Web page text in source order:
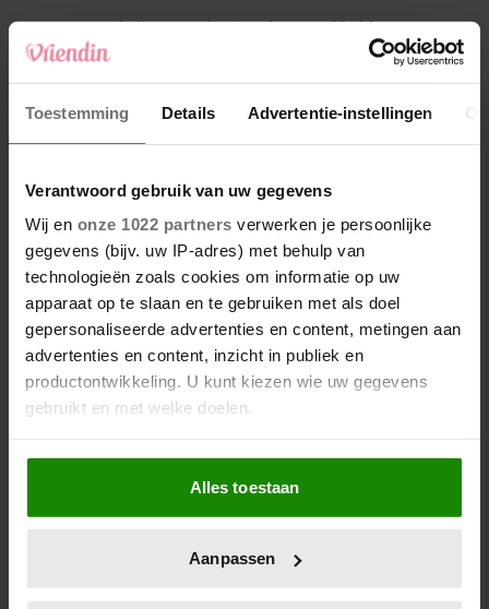
Toestemming Details Advertentie-instellingen
Verantwoord gebruik van uw gegevens
Wij en onze 1022 partners verwerken je persoonlijke
gegevens (bijv. uw IP-adres) met behulp van
technologieën zoals cookies om informatie op uw
apparaat op te slaan en te gebruiken met als doel
gepersonaliseerde advertenties en content, metingen aan
advertenties en content, inzicht in publiek en
productontwikkeling. U kunt kiezen wie uw gegevens
gebruikt en met welke doelen.
Als u het toestaat, willen we ook graag:
Informatie verzamelen over uw geografische
locatie, die tot een paar meter nauwkeurig kan zijn
scannen op specifieke eigenschappen (fingerprinting)
Alles toestaan
Aanpassen
4 Makelaar Mandy: ‘Vrijdagavond belde Bart.
Hij sprak eng kalm’
5 Makelaar Mandy: ‘Judith typt… En deze keer
durf ik bijna niet te lezen wat er komt’
Nieuw